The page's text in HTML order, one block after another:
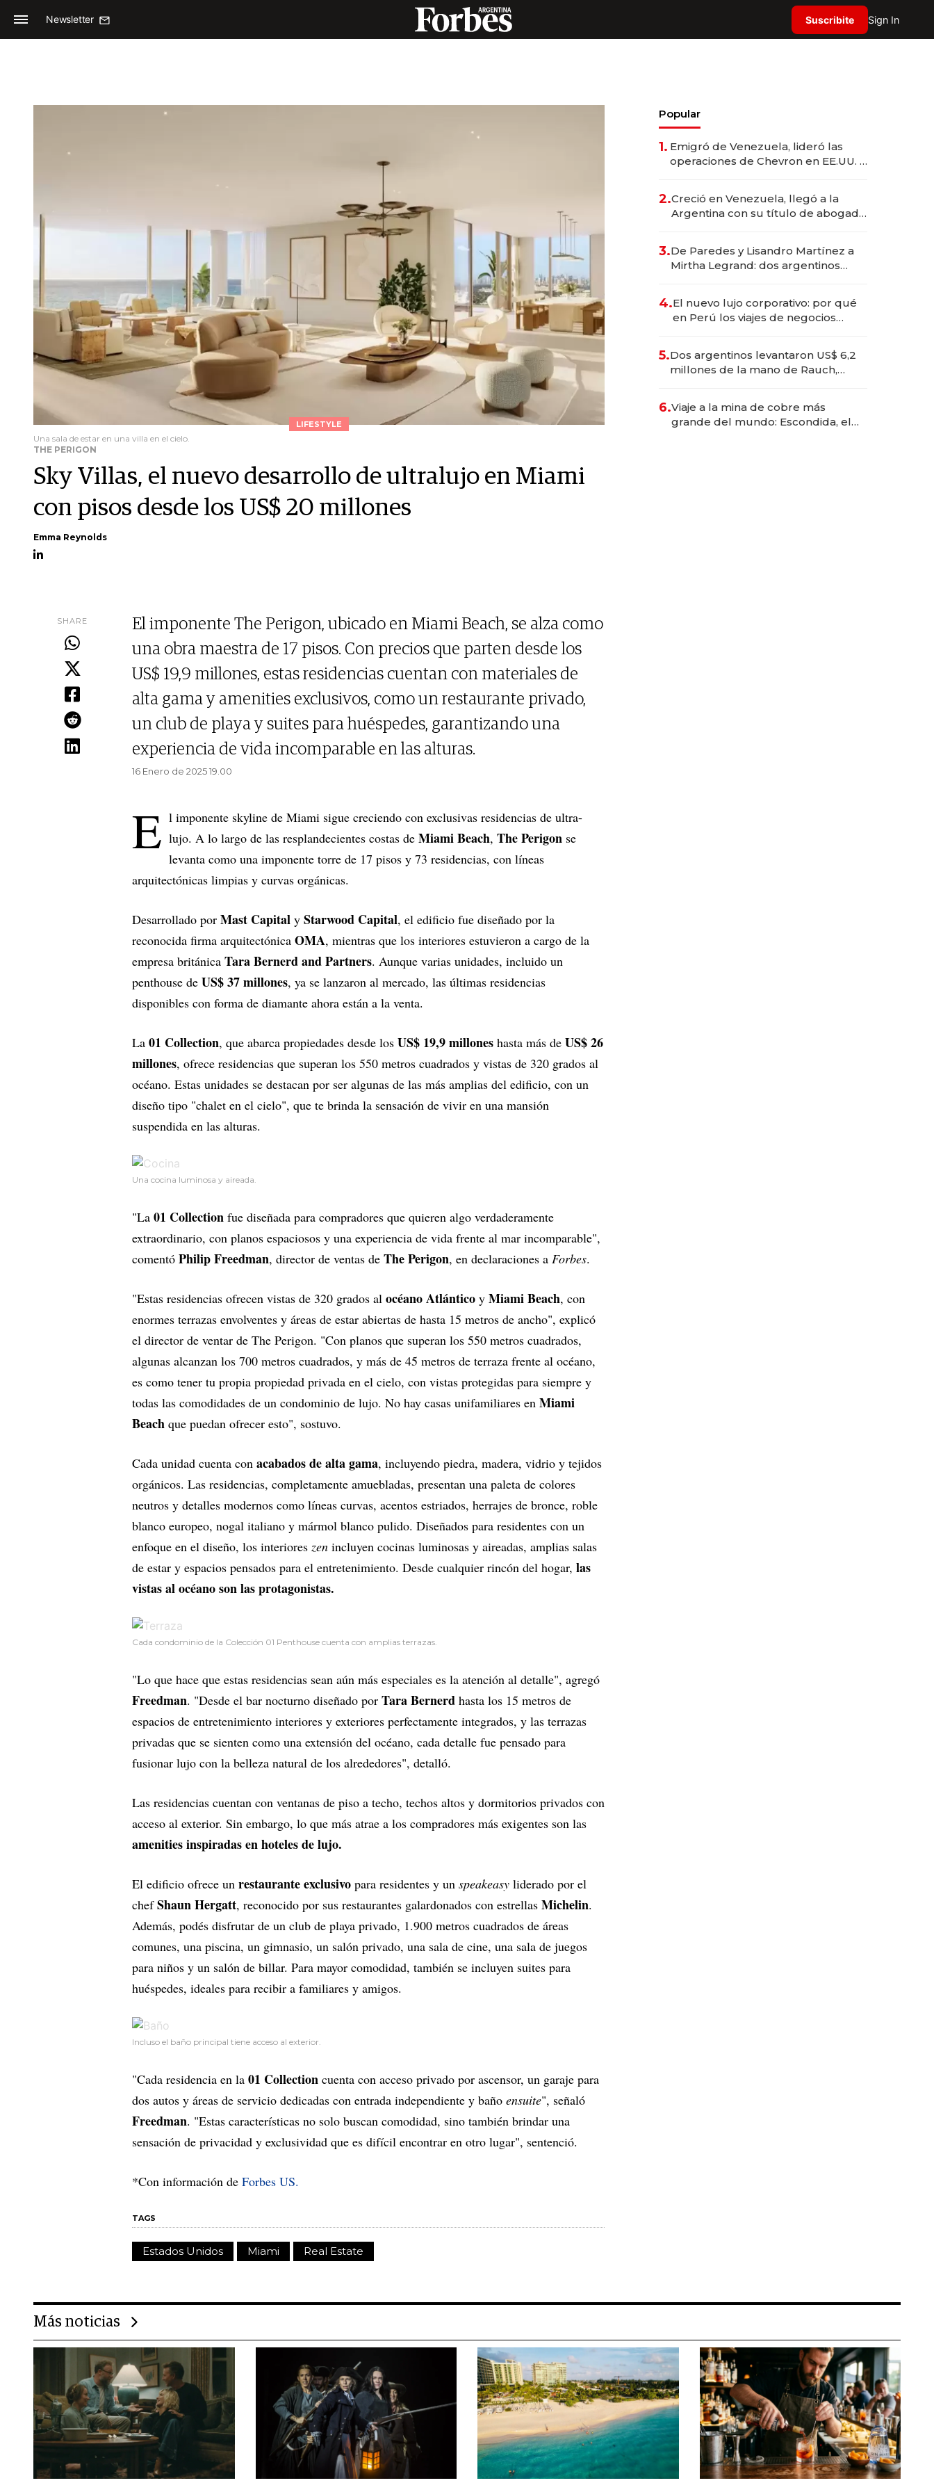
Newsletter Suscribite Sign In
LIFESTYLE
Una sala de estar en una villa en el cielo.
THE PERIGON
Sky Villas, el nuevo desarrollo de ultralujo en Miami
con pisos desde los US$ 20 millones
Emma Reynolds
SHARE
El imponente The Perigon, ubicado en Miami Beach, se alza como
una obra maestra de 17 pisos. Con precios que parten desde los
US$ 19,9 millones, estas residencias cuentan con materiales de
alta gama y amenities exclusivos, como un restaurante privado,
un club de playa y suites para huéspedes, garantizando una
experiencia de vida incomparable en las alturas.
16 Enero de 2025 19.00
E l imponente skyline de Miami sigue creciendo con exclusivas residencias de ultra-
lujo. A lo largo de las resplandecientes costas de Miami Beach, The Perigon se
levanta como una imponente torre de 17 pisos y 73 residencias, con líneas
arquitectónicas limpias y curvas orgánicas.
Desarrollado por Mast Capital y Starwood Capital, el edificio fue diseñado por la
reconocida firma arquitectónica OMA, mientras que los interiores estuvieron a cargo de la
empresa británica Tara Bernerd and Partners. Aunque varias unidades, incluido un
penthouse de US$ 37 millones, ya se lanzaron al mercado, las últimas residencias
disponibles con forma de diamante ahora están a la venta.
La 01 Collection, que abarca propiedades desde los US$ 19,9 millones hasta más de US$ 26
millones, ofrece residencias que superan los 550 metros cuadrados y vistas de 320 grados al
océano. Estas unidades se destacan por ser algunas de las más amplias del edificio, con un
diseño tipo "chalet en el cielo", que te brinda la sensación de vivir en una mansión
suspendida en las alturas.
Una cocina luminosa y aireada.
"La 01 Collection fue diseñada para compradores que quieren algo verdaderamente
extraordinario, con planos espaciosos y una experiencia de vida frente al mar incomparable",
comentó Philip Freedman, director de ventas de The Perigon, en declaraciones a Forbes.
"Estas residencias ofrecen vistas de 320 grados al océano Atlántico y Miami Beach, con
enormes terrazas envolventes y áreas de estar abiertas de hasta 15 metros de ancho", explicó
el director de ventar de The Perigon. "Con planos que superan los 550 metros cuadrados,
algunas alcanzan los 700 metros cuadrados, y más de 45 metros de terraza frente al océano,
es como tener tu propia propiedad privada en el cielo, con vistas protegidas para siempre y
todas las comodidades de un condominio de lujo. No hay casas unifamiliares en Miami
Beach que puedan ofrecer esto", sostuvo.
Cada unidad cuenta con acabados de alta gama, incluyendo piedra, madera, vidrio y tejidos
orgánicos. Las residencias, completamente amuebladas, presentan una paleta de colores
neutros y detalles modernos como líneas curvas, acentos estriados, herrajes de bronce, roble
blanco europeo, nogal italiano y mármol blanco pulido. Diseñados para residentes con un
enfoque en el diseño, los interiores zen incluyen cocinas luminosas y aireadas, amplias salas
de estar y espacios pensados para el entretenimiento. Desde cualquier rincón del hogar, las
vistas al océano son las protagonistas.
Cada condominio de la Colección 01 Penthouse cuenta con amplias terrazas.
"Lo que hace que estas residencias sean aún más especiales es la atención al detalle", agregó
Freedman. "Desde el bar nocturno diseñado por Tara Bernerd hasta los 15 metros de
espacios de entretenimiento interiores y exteriores perfectamente integrados, y las terrazas
privadas que se sienten como una extensión del océano, cada detalle fue pensado para
fusionar lujo con la belleza natural de los alrededores", detalló.
Las residencias cuentan con ventanas de piso a techo, techos altos y dormitorios privados con
acceso al exterior. Sin embargo, lo que más atrae a los compradores más exigentes son las
amenities inspiradas en hoteles de lujo.
El edificio ofrece un restaurante exclusivo para residentes y un speakeasy liderado por el
chefShaun Hergatt, reconocido por sus restaurantes galardonados con estrellas Michelin.
Además, podés disfrutar de un club de playa privado, 1.900 metros cuadrados de áreas
comunes, una piscina, un gimnasio, un salón privado, una sala de cine, una sala de juegos
para niños y un salón de billar. Para mayor comodidad, también se incluyen suites para
huéspedes, ideales para recibir a familiares y amigos.
Incluso el baño principal tiene acceso al exterior.
"Cada residencia en la 01 Collection cuenta con acceso privado por ascensor, un garaje para
dos autos y áreas de servicio dedicadas con entrada independiente y baño ensuite", señaló
Freedman. "Estas características no solo buscan comodidad, sino también brindar una
sensación de privacidad y exclusividad que es difícil encontrar en otro lugar", sentenció.
*Con información de Forbes US.
TAGS
Estados Unidos Miami Real Estate
Popular
1. Emigró de Venezuela, lideró las
operaciones de Chevron en EE.UU. y
2.Creció en Venezuela, llegó a la
Argentina con su título de abogado
marcas "fast premium"
3.De Paredes y Lisandro Martínez a
Mirtha Legrand: dos argentinos
4.El nuevo lujo corporativo: por qué
en Perú los viajes de negocios
transformadoras
5.Dos argentinos levantaron US$ 6,2
millones de la mano de Rauch,
6.Viaje a la mina de cobre más
grande del mundo: Escondida, el
Más noticias